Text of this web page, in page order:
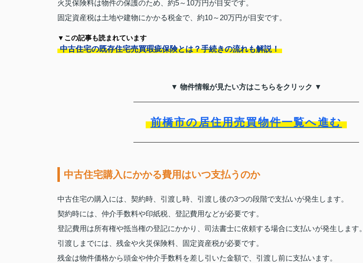
火災保険料は物件の保護のため、約5～10万円が目安です。
固定資産税は土地や建物にかかる税金で、約10～20万円が目安です。
▼この記事も読まれています
中古住宅の既存住宅売買瑕疵保険とは？手続きの流れも解説！
▼ 物件情報が見たい方はこちらをクリック ▼
前橋市の居住用売買物件一覧へ進む
中古住宅購入にかかる費用はいつ支払うのか
中古住宅の購入には、契約時、引渡し時、引渡し後の3つの段階で支払いが発生します。
契約時には、仲介手数料や印紙税、登記費用などが必要です。
登記費用は所有権や抵当権の登記にかかり、司法書士に依頼する場合に支払いが発生します。
引渡しまでには、残金や火災保険料、固定資産税が必要です。
残金は物件価格から頭金や仲介手数料を差し引いた金額で、引渡し前に支払います。